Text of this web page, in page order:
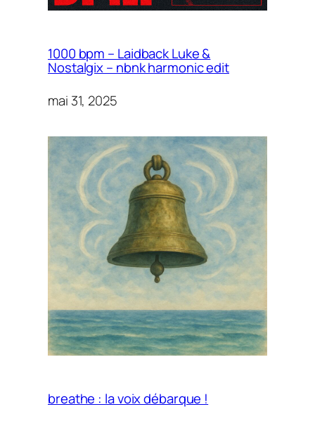
1000 bpm – Laidback Luke &
Nostalgix – nbnk harmonic edit
mai 31, 2025
breathe : la voix débarque !